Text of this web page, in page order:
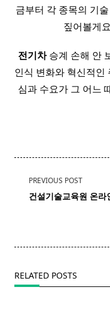
금부터 각 종목의 기
짚어볼게
전기차승계 손해 안
인식 변화와 혁신적인
심과 수요가 그 어느
<span
class="nav-
text">Page</span>
PREVIOUS POST
건설기술교육원 온
RELATED POSTS